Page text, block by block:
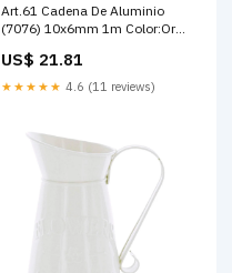
Art.61 Cadena De Aluminio
(7076) 10x6mm 1m Color:Oro
US$ 21.81
★★★★★ 4.6 (11 reviews)